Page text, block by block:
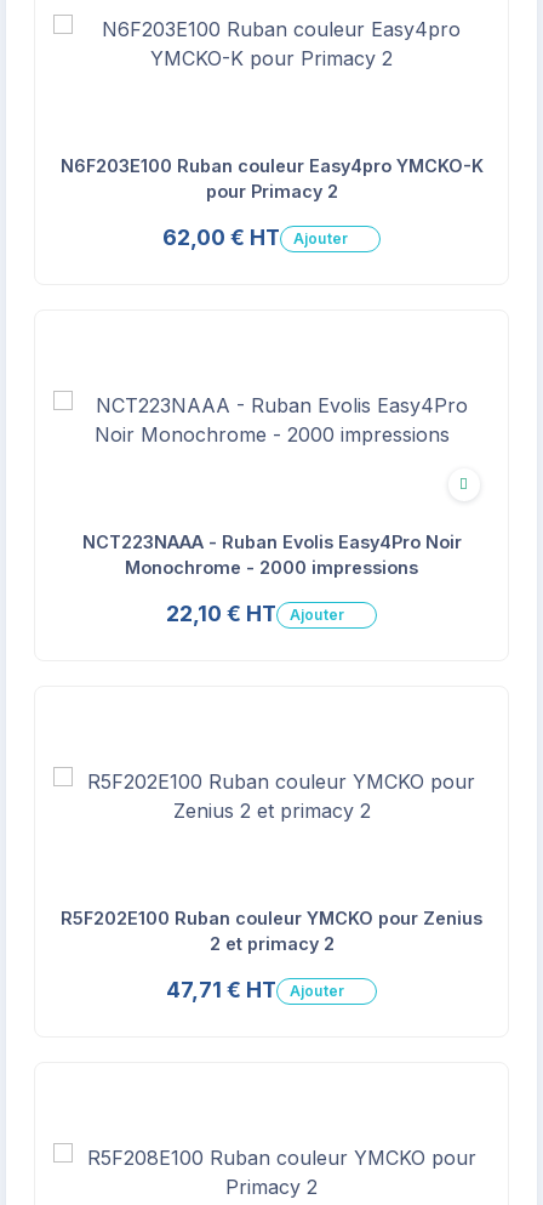
N6F203E100 Ruban couleur Easy4pro YMCKO-K
pour Primacy 2
62,00 € HT Ajouter
Écologique
NCT223NAAA - Ruban Evolis Easy4Pro Noir
Monochrome - 2000 impressions
22,10 € HT Ajouter
R5F202E100 Ruban couleur YMCKO pour Zenius
2 et primacy 2
47,71 € HT Ajouter